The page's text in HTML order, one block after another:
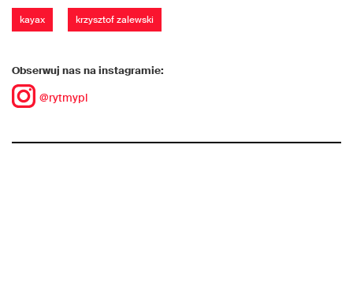
kayax krzysztof zalewski
Obserwuj nas na instagramie:
@rytmypl